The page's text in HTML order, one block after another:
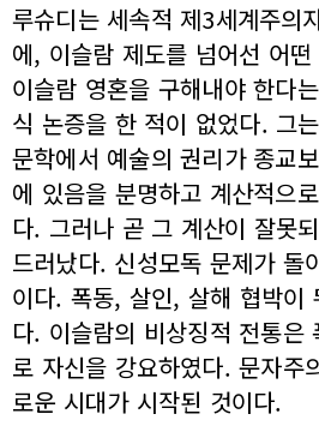
루슈디는 세속적 제3세계주의
에, 이슬람 제도를 넘어선 어떤
이슬람 영혼을 구해내야 한다
식 논증을 한 적이 없었다. 그
문학에서 예술의 권리가 종교
에 있음을 분명하고 계산적으
다. 그러나 곧 그 계산이 잘못
드러났다. 신성모독 문제가 돌
이다. 폭동, 살인, 살해 협박이
다. 이슬람의 비상징적 전통은
로 자신을 강요하였다. 문자주
로운 시대가 시작된 것이다.